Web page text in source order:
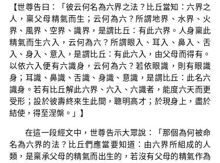
【世尊告曰：「彼云何名為六界之法？比丘當知：六界之
人，稟父母精氣而生；云何為六？所謂地界、水界、火
界、風界、空界、識界，是謂比丘：有此六界。人身稟此
精氣而生六入，云何為六？所謂眼入、耳入、鼻入、舌
入、身入、意入，是謂比丘：有此六入，由父母而得有。
以依六入便有六識身，云何為六？若依眼識，則有眼識
身；耳識、鼻識、舌識、身識、意識，是謂比丘：此名六
識身。若有比丘解此六界、六入、六識者，能度六天而更
受形；設於彼壽終來生此間，聰明高才；於現身上，盡於
結使，得至涅槃。」】
在這一段經文中，世尊告示大眾說：「那個為何被命
名為六界的法？比丘們應當要知道：由六界所組成的人
類，是稟承父母的精氣而出生的，若沒有父母的精氣作為